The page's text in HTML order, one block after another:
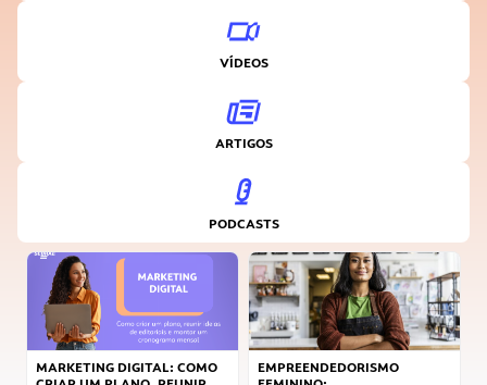
VÍDEOS
ARTIGOS
PODCASTS
MARKETING DIGITAL: COMO
EMPREENDEDORISMO